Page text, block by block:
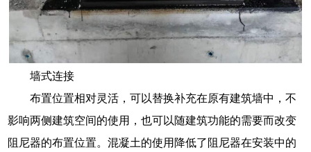
墙式连接
布置位置相对灵活，可以替换补充在原有建筑墙中，不
影响两侧建筑空间的使用，也可以随建筑功能的需要而改变
阻尼器的布置位置。混凝土的使用降低了阻尼器在安装中的